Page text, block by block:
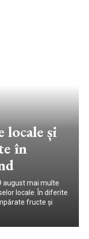
locale și
în
august mai multe
locale. În diferite
fructe și